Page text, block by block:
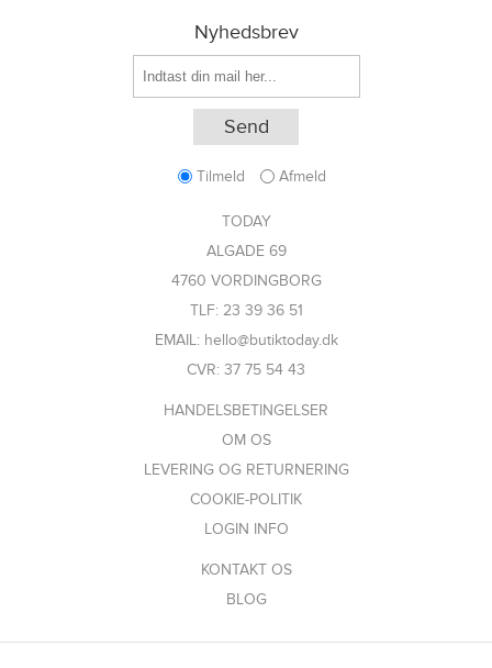
Nyhedsbrev
Tilmeld Afmeld
TODAY
ALGADE 69
4760 VORDINGBORG
TLF: 23 39 36 51
EMAIL: hello@butiktoday.dk
CVR: 37 75 54 43
HANDELSBETINGELSER
OM OS
LEVERING OG RETURNERING
COOKIE-POLITIK
LOGIN INFO
KONTAKT OS
BLOG